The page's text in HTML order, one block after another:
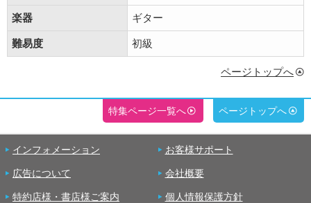
楽器 ギター
難易度 初級
ページトップへ
特集ページ一覧へ ページトップへ
インフォメーション お客様サポート
広告について 会社概要
特約店様・書店様ご案内 個人情報保護方針